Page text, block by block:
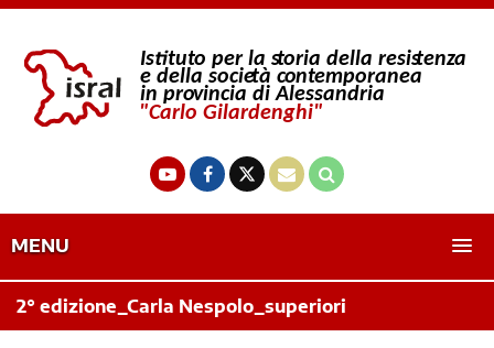
MENU
2° edizione_Carla Nespolo_superiori